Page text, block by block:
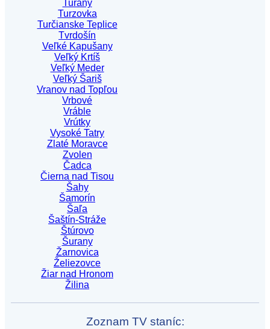
Turany
Turzovka
Turčianske Teplice
Tvrdošín
Veľké Kapušany
Veľký Krtíš
Veľký Meder
Veľký Šariš
Vranov nad Topľou
Vrbové
Vráble
Vrútky
Vysoké Tatry
Zlaté Moravce
Zvolen
Čadca
Čierna nad Tisou
Šahy
Šamorín
Šaľa
Šaštín-Stráže
Štúrovo
Šurany
Žarnovica
Želiezovce
Žiar nad Hronom
Žilina
Zoznam TV staníc: